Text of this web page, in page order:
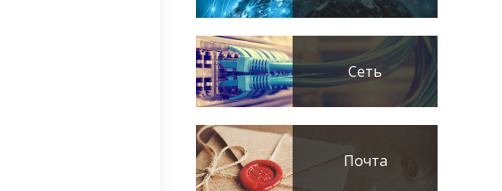
Сеть
Почта